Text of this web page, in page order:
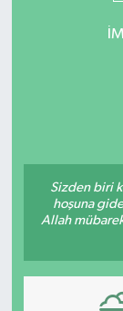
Sizden biri
hoşuna
Allah
Resmi
Teknoloji
Süper
Haber